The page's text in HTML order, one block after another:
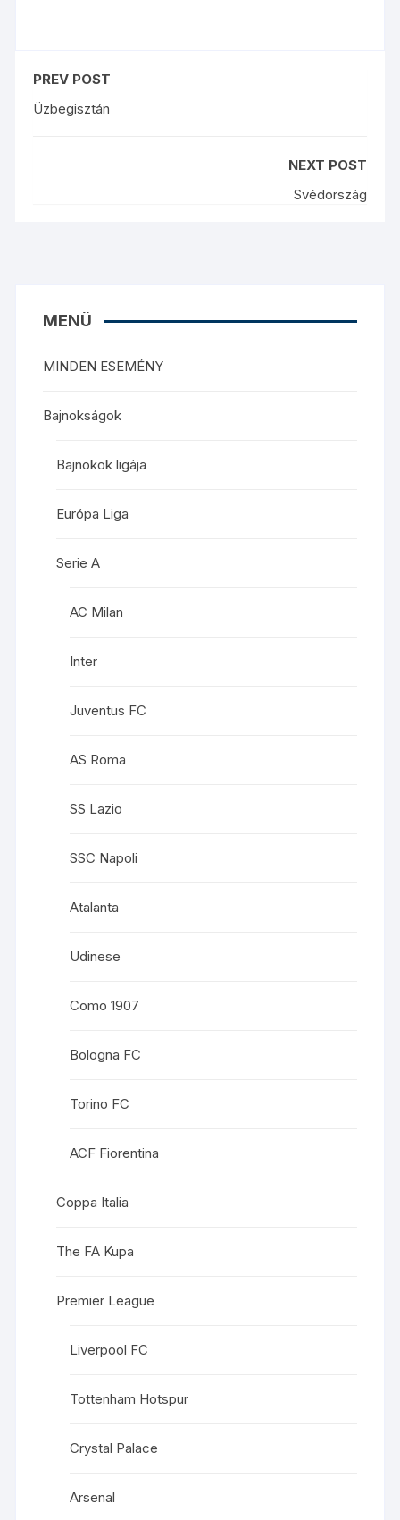
PREV POST
Üzbegisztán
NEXT POST
Svédország
MENÜ
MINDEN ESEMÉNY
Bajnokságok
Bajnokok ligája
Európa Liga
Serie A
AC Milan
Inter
Juventus FC
AS Roma
SS Lazio
SSC Napoli
Atalanta
Udinese
Como 1907
Bologna FC
Torino FC
ACF Fiorentina
Coppa Italia
The FA Kupa
Premier League
Liverpool FC
Tottenham Hotspur
Crystal Palace
Arsenal